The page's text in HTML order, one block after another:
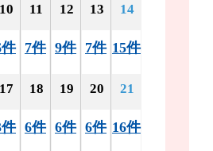
10 11
7件
12
9件
13
7件
14
15件
17 18
6件
19
6件
20
6件
21
16件